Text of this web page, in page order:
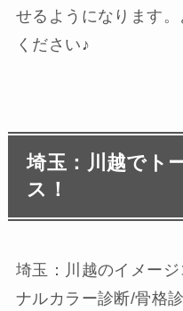
せるようになります
ください♪
埼玉：川越でト
ス！
埼玉：川越のイメー
ナルカラー診断/骨格